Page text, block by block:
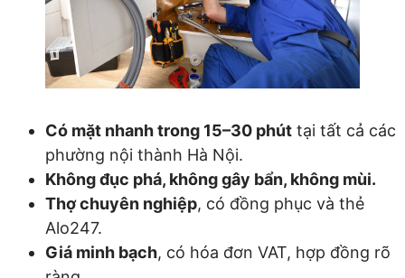
Có mặt nhanh trong 15–30 phút tại tất cả các
phường nội thành Hà Nội.
Không đục phá, không gây bẩn, không mùi.
Thợ chuyên nghiệp, có đồng phục và thẻ
Alo247.
Giá minh bạch, có hóa đơn VAT, hợp đồng rõ